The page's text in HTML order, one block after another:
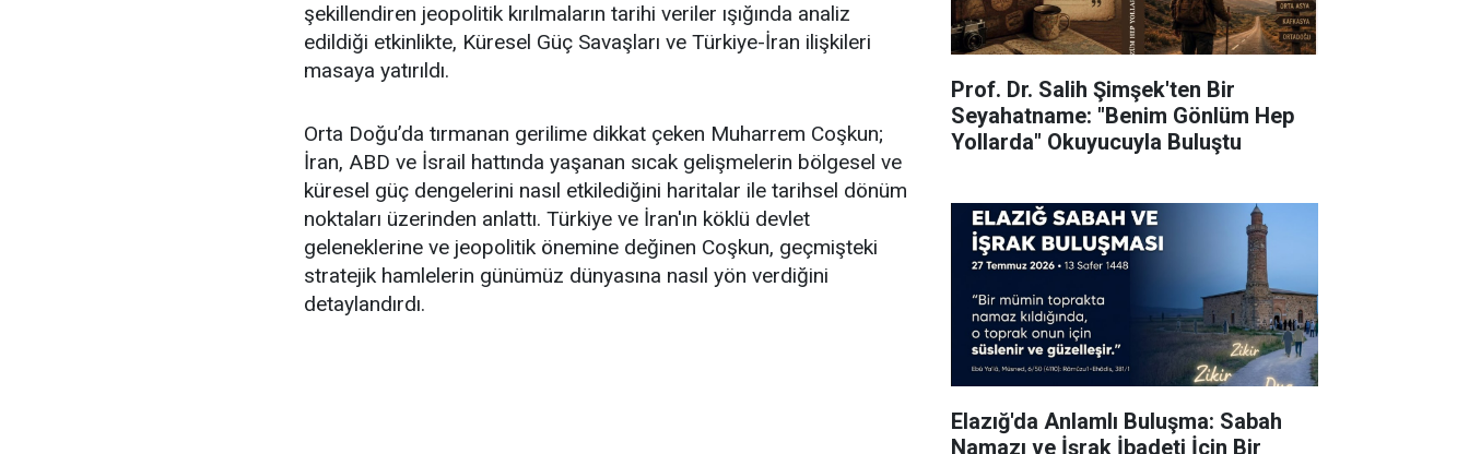
şekillendiren jeopolitik kırılmaların tarihi veriler ışığında analiz
edildiği etkinlikte, Küresel Güç Savaşları ve Türkiye-İran ilişkileri
masaya yatırıldı.
Orta Doğu’da tırmanan gerilime dikkat çeken Muharrem Coşkun;
İran, ABD ve İsrail hattında yaşanan sıcak gelişmelerin bölgesel ve
küresel güç dengelerini nasıl etkilediğini haritalar ile tarihsel dönüm
noktaları üzerinden anlattı. Türkiye ve İran'ın köklü devlet
geleneklerine ve jeopolitik önemine değinen Coşkun, geçmişteki
stratejik hamlelerin günümüz dünyasına nasıl yön verdiğini
detaylandırdı.
Prof. Dr. Salih Şimşek'ten Bir
Seyahatname: "Benim Gönlüm Hep
Yollarda" Okuyucuyla Buluştu
Elazığ'da Anlamlı Buluşma: Sabah
Namazı ve İşrak İbadeti İçin Bir